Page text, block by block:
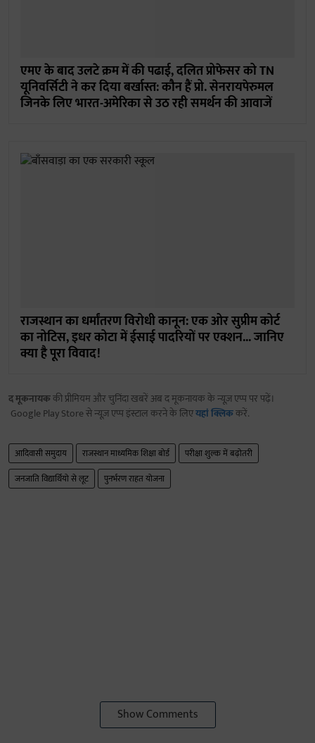
एमए के बाद उलटे क्रम में की पढाई, दलित प्रोफेसर को TN
यूनिवर्सिटी ने कर दिया बर्खास्त: कौन हैं प्रो. सेनरायपेरुमल
जिनके लिए भारत-अमेरिका से उठ रही समर्थन की आवाजें
राजस्थान का धर्मांतरण विरोधी कानून: एक ओर सुप्रीम कोर्ट
का नोटिस, इधर कोटा में ईसाई पादरियों पर एक्शन... जानिए
क्या है पूरा विवाद!
द मूकनायककी प्रीमियम और चुनिंदा खबरें अब द मूकनायक के न्यूज़ एप्प पर पढ़ें।
Google Play Store से न्यूज़ एप्प इंस्टाल करने के लिएयहां क्लिककरें.
आदिवासी समुदाय राजस्थान माध्यमिक शिक्षा बोर्ड
परीक्षा शुल्क में बढ़ोतरी
जनजाति विद्यार्थियो से लूट
पुनर्भरण राहत योजना
Show Comments